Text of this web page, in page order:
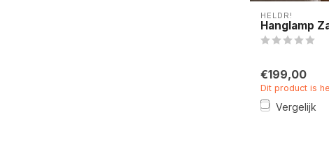
HELDR!
Hanglamp
€199,00
Dit product is
Vergelijk